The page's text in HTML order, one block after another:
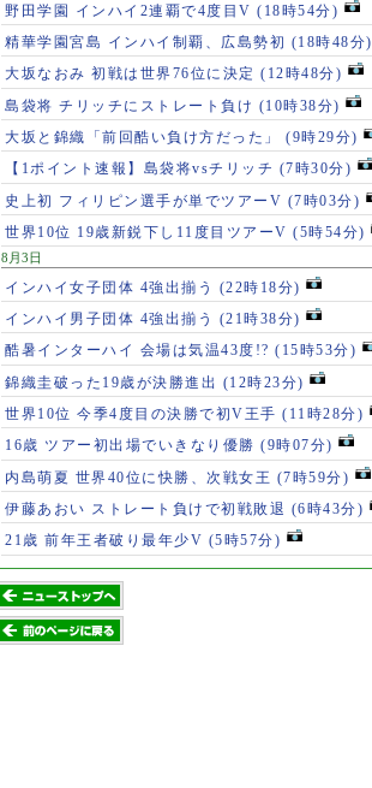
野田学園 インハイ2連覇で4度目V (18時54分)
精華学園宮島 インハイ制覇、広島勢初 (18時48分)
大坂なおみ 初戦は世界76位に決定 (12時48分)
島袋将 チリッチにストレート負け (10時38分)
大坂と錦織「前回酷い負け方だった」 (9時29分)
【1ポイント速報】島袋将vsチリッチ (7時30分)
史上初 フィリピン選手が単でツアーV (7時03分)
世界10位 19歳新鋭下し11度目ツアーV (5時54分)
8月3日
インハイ女子団体 4強出揃う (22時18分)
インハイ男子団体 4強出揃う (21時38分)
酷暑インターハイ 会場は気温43度!? (15時53分)
錦織圭破った19歳が決勝進出 (12時23分)
世界10位 今季4度目の決勝で初V王手 (11時28分)
16歳 ツアー初出場でいきなり優勝 (9時07分)
内島萌夏 世界40位に快勝、次戦女王 (7時59分)
伊藤あおい ストレート負けで初戦敗退 (6時43分)
21歳 前年王者破り最年少V (5時57分)